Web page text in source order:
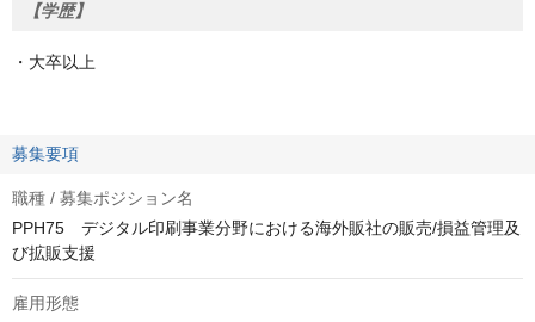
【学歴】
・大卒以上
募集要項
職種 / 募集ポジション名
PPH75 デジタル印刷事業分野における海外販社の販売/損益管理及
び拡販支援
雇用形態